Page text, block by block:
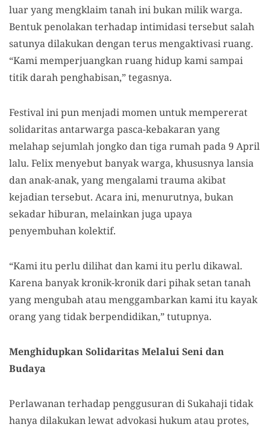
luar yang mengklaim tanah ini bukan milik warga.
Bentuk penolakan terhadap intimidasi tersebut salah
satunya dilakukan dengan terus mengaktivasi ruang.
“Kami memperjuangkan ruang hidup kami sampai
titik darah penghabisan,” tegasnya.
Festival ini pun menjadi momen untuk mempererat
solidaritas antarwarga pasca-kebakaran yang
melahap sejumlah jongko dan tiga rumah pada 9 April
lalu. Felix menyebut banyak warga, khususnya lansia
dan anak-anak, yang mengalami trauma akibat
kejadian tersebut. Acara ini, menurutnya, bukan
sekadar hiburan, melainkan juga upaya
penyembuhan kolektif.
“Kami itu perlu dilihat dan kami itu perlu dikawal.
Karena banyak kronik-kronik dari pihak setan tanah
yang mengubah atau menggambarkan kami itu kayak
orang yang tidak berpendidikan,” tutupnya.
Menghidupkan Solidaritas Melalui Seni dan
Budaya
Perlawanan terhadap penggusuran di Sukahaji tidak
hanya dilakukan lewat advokasi hukum atau protes,